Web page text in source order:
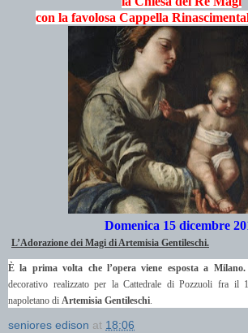
con la favolosa Cappella
Domenica 15 dicembre
L’Adorazione dei Magi di Artemisia Gentileschi.
È la prima volta che l’opera viene esposta a Milano.
decorativo realizzato per la Cattedrale di Pozzuoli fra
napoletano di Artemisia Gentileschi.
seniores edison at 18:06